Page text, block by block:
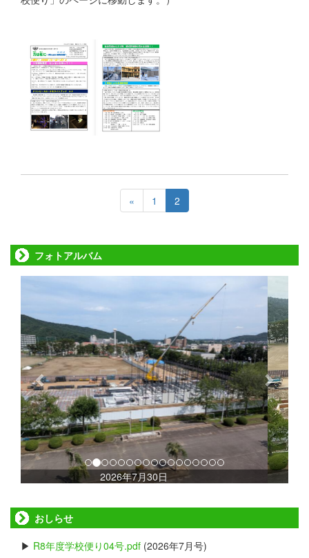
« 1 2
フォトアルバム
e
v
i
o
u
s
e
x
t
おしらせ
▶ R8年度学校便り04号.pdf (2026年7月号)